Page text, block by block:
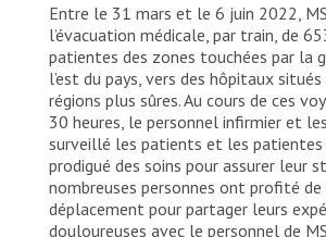
Entre le 31 mars et le 6 juin 2022,
l’évacuation médicale, par train, de
patientes des zones touchées par la
l’est du pays, vers des hôpitaux situés
régions plus sûres. Au cours de ces
30 heures, le personnel infirmier et
surveillé les patients et les
prodigué des soins pour assurer leur
nombreuses personnes ont profité
déplacement pour partager leurs
douloureuses avec le personnel de